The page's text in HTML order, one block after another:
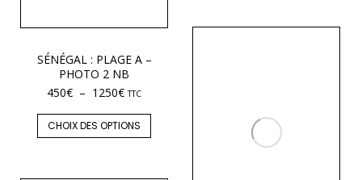
SÉNÉGAL : PLAGE A –
PHOTO 2 NB
450€ – 1250€ TTC
CHOIX DES OPTIONS